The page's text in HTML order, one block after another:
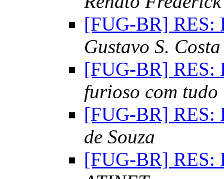
[FUG-BR] RES:
Gustavo S. Costa
[FUG-BR] RES:
furioso com tudo
[FUG-BR] RES:
de Souza
[FUG-BR] RES: